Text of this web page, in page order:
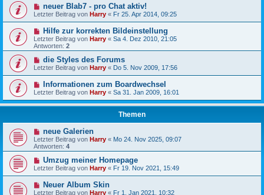
neuer Blab7 - pro Chat aktiv!
Letzter Beitrag von Harry « Fr 25. Apr 2014, 09:25
Hilfe zur korrekten Bildeinstellung
Letzter Beitrag von Harry « Sa 4. Dez 2010, 21:05
Antworten: 2
die Styles des Forums
Letzter Beitrag von Harry « Do 5. Nov 2009, 17:56
Informationen zum Boardwechsel
Letzter Beitrag von Harry « Sa 31. Jan 2009, 16:01
Themen
neue Galerien
Letzter Beitrag von Harry « Mo 24. Nov 2025, 09:07
Antworten: 4
Umzug meiner Homepage
Letzter Beitrag von Harry « Fr 19. Nov 2021, 15:49
Neuer Album Skin
Letzter Beitrag von Harry « Fr 1. Jan 2021, 10:32